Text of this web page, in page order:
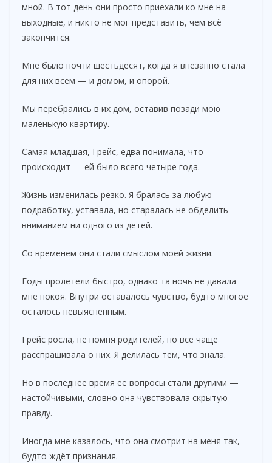
мной. В тот день они просто приехали ко мне на
выходные, и никто не мог представить, чем всё
закончится.
Мне было почти шестьдесят, когда я внезапно стала
для них всем — и домом, и опорой.
Мы перебрались в их дом, оставив позади мою
маленькую квартиру.
Самая младшая, Грейс, едва понимала, что
происходит — ей было всего четыре года.
Жизнь изменилась резко. Я бралась за любую
подработку, уставала, но старалась не обделить
вниманием ни одного из детей.
Со временем они стали смыслом моей жизни.
Годы пролетели быстро, однако та ночь не давала
мне покоя. Внутри оставалось чувство, будто многое
осталось невыясненным.
Грейс росла, не помня родителей, но всё чаще
расспрашивала о них. Я делилась тем, что знала.
Но в последнее время её вопросы стали другими —
настойчивыми, словно она чувствовала скрытую
правду.
Иногда мне казалось, что она смотрит на меня так,
будто ждёт признания.